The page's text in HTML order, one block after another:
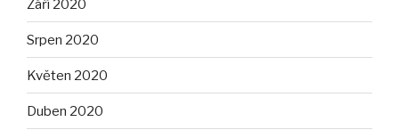
Září 2020
Srpen 2020
Květen 2020
Duben 2020